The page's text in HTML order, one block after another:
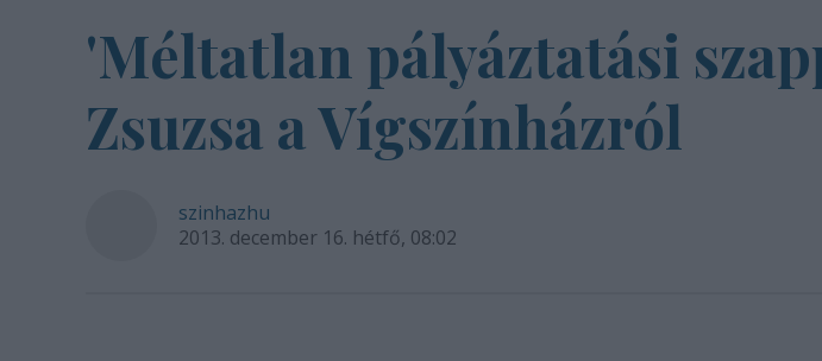
'Méltatlan pályáztatási
Zsuzsa a Vígszínházról
szinhazhu
2013. december 16. hétfő, 08:02